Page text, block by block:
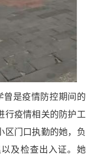
曾是疫情防控期间的
行疫情相关的防护工
区门口执勤的她，负
及检查出入证。她